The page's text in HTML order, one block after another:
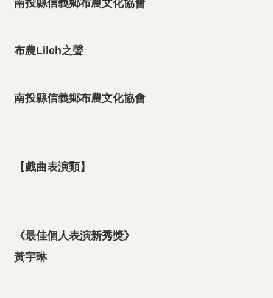
南投縣信義鄉布農文化協會
布農Lileh之聲
南投縣信義鄉布農文化協會
【戲曲表演類】
《最佳個人表演新秀獎》
黃宇琳